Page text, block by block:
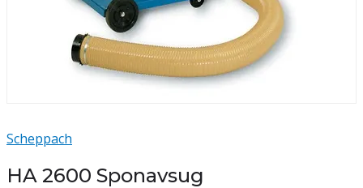
Scheppach
HA 2600 Sponavsug